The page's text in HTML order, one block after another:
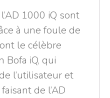
1000 iQ sont
à une foule de
le célèbre
Bofa iQ, qui
l’utilisateur et
de l’AD